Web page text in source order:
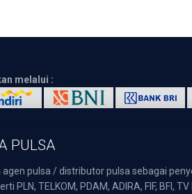
melalui :
PULSA
agen pulsa / distributor pulsa sebagai
PLN, TELKOM, PDAM, ADIRA, FIF,